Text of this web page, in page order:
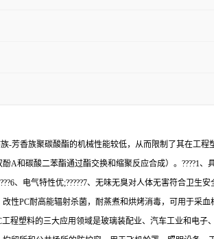
-芳香族聚碳酸酯的机械性能较低，从而限制了其在工程
A和碳酸二苯酯通过酯交换和缩聚反应合成）。????1、
、电气特性优;?????7、无味无臭对人体无害符合卫生安
性PC耐高能辐射杀菌，耐蒸煮和烘烤消毒，可用于采血
程塑料的三大应用领域是玻璃装配业、汽车工业和电子